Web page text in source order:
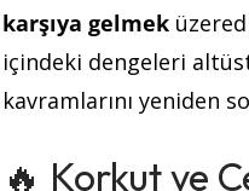
karşıya gelmek
içindeki dengeleri
kavramlarını yeniden
🔥 Korkut ve